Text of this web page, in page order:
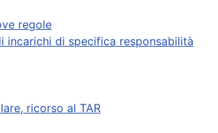
regole
di specifica responsabilità
ricorso al TAR